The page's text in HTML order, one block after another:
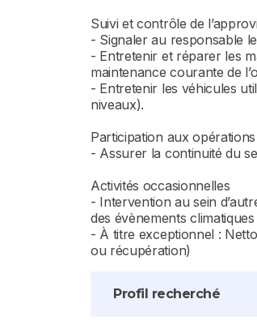
Suivi et contrôle de
- Signaler au responsable
- Entretenir et réparer les
maintenance courante de
- Entretenir les véhicules
niveaux).
Participation aux
- Assurer la continuité du
Activités occasionnelles
- Intervention au sein
des évènements
- À titre exceptionnel :
ou récupération)
Profil recherché